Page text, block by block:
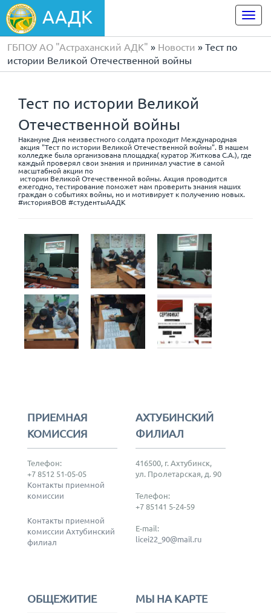
ААДК
ГБПОУ АО "Астраханский АДК" » Новости » Тест по
истории Великой Отечественной войны
Тест по истории Великой
Отечественной войны
Накануне Дня неизвестного солдата проходит Международная
акция "Тест по истории Великой Отечественной войны". В нашем
колледже была организована площадка( куратор Житкова С.А.), где
каждый проверял свои знания и принимал участие в самой
масштабной акции по
истории Великой Отечественной войны. Акция проводится
ежегодно, тестирование поможет нам проверить знания наших
граждан о событиях войны, но и мотивирует к получению новых.
#историяВОВ #студентыААДК
ПРИЕМНАЯ
КОМИССИЯ
Телефон:
+7 8512 51-05-05
Контакты приемной
комиссии
Контакты приемной
комиссии Ахтубинский
филиал
АХТУБИНСКИЙ
ФИЛИАЛ
416500, г. Ахтубинск,
ул. Пролетарская, д. 90
Телефон:
+7 85141 5-24-59
E-mail:
licei22_90@mail.ru
ОБЩЕЖИТИЕ МЫ НА КАРТЕ